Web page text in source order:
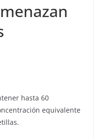
hasta 60
equivalente